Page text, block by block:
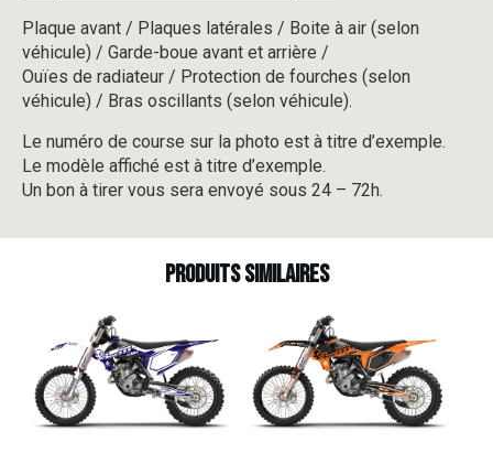
Plaque avant / Plaques latérales / Boite à air (selon
véhicule) / Garde-boue avant et arrière /
Ouïes de radiateur / Protection de fourches (selon
véhicule) / Bras oscillants (selon véhicule).
Le numéro de course sur la photo est à titre d’exemple.
Le modèle affiché est à titre d’exemple.
Un bon à tirer vous sera envoyé sous 24 – 72h.
Produits similaires